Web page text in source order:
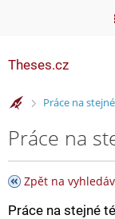
Theses.cz
>Práce na
Práce na
Zpět na
Práce na stejné